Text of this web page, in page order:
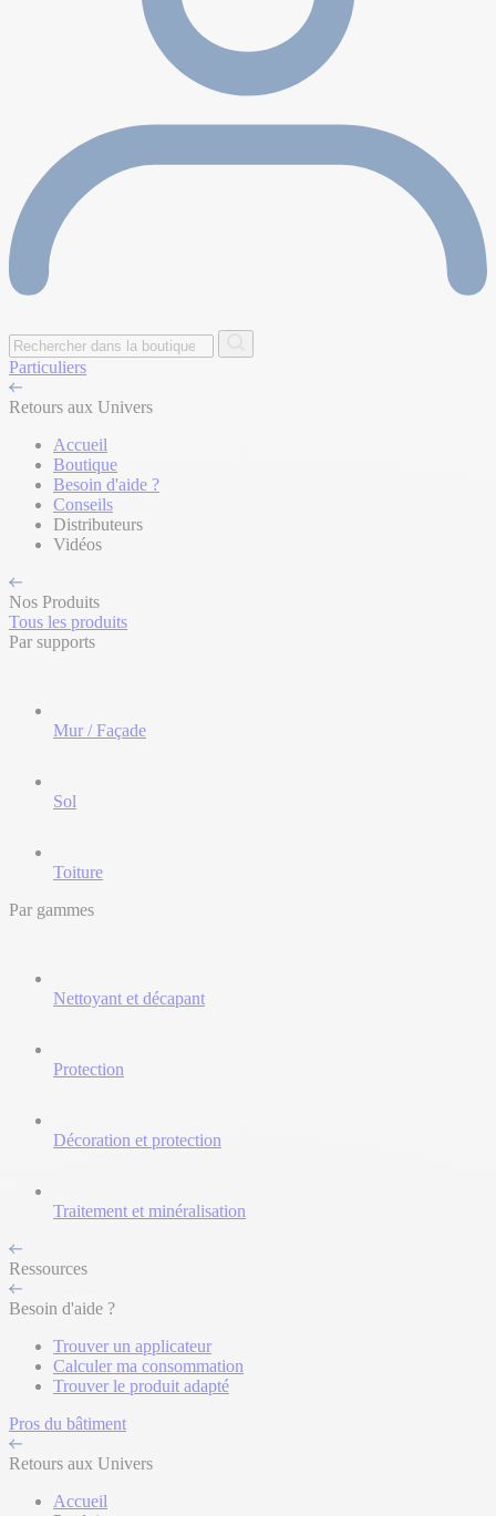
Particuliers
Retours aux Univers
Accueil
Boutique
Besoin d'aide ?
Conseils
Distributeurs
Vidéos
Nos Produits
Tous les produits
Par supports
Mur / Façade
Sol
Toiture
Par gammes
Nettoyant et décapant
Protection
Décoration et protection
Traitement et minéralisation
Ressources
Besoin d'aide ?
Trouver un applicateur
Calculer ma consommation
Trouver le produit adapté
Pros du bâtiment
Retours aux Univers
Accueil